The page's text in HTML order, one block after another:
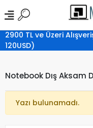
2900 TL ve Üzeri
120USD)
Notebook Dış Aksam
Yazı bulunamadı.